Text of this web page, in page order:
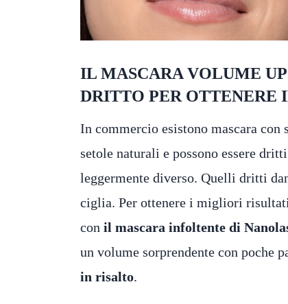
IL MASCARA VOLUME
DRITTO PER OTTENERE
In commercio esistono mascara
setole naturali e possono essere
leggermente diverso. Quelli dritti
ciglia. Per ottenere i migliori
con il mascara infoltente di
un volume sorprendente con poche
in risalto.